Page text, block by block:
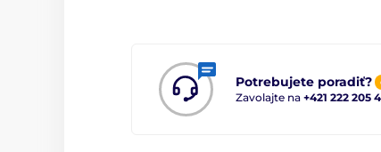
Potrebujete poradiť?
Zavolajte na +421 222 205